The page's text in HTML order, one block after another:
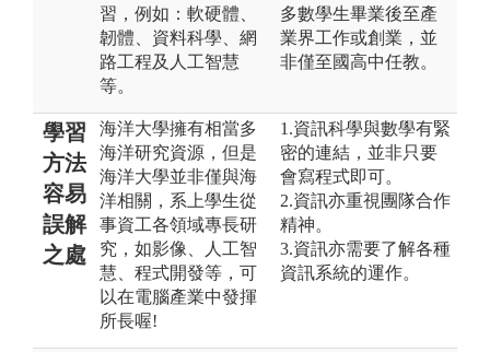
習，例如：軟硬體、
韌體、資料科學、網
路工程及人工智慧
等。
多數學生畢業後至產
業界工作或創業，並
非僅至國高中任教。
學習
方法
容易
誤解
之處
海洋大學擁有相當多
海洋研究資源，但是
海洋大學並非僅與海
洋相關，系上學生從
事資工各領域專長研
究，如影像、人工智
慧、程式開發等，可
以在電腦產業中發揮
所長喔!
1.資訊科學與數學有緊
密的連結，並非只要
會寫程式即可。
2.資訊亦重視團隊合作
精神。
3.資訊亦需要了解各種
資訊系統的運作。